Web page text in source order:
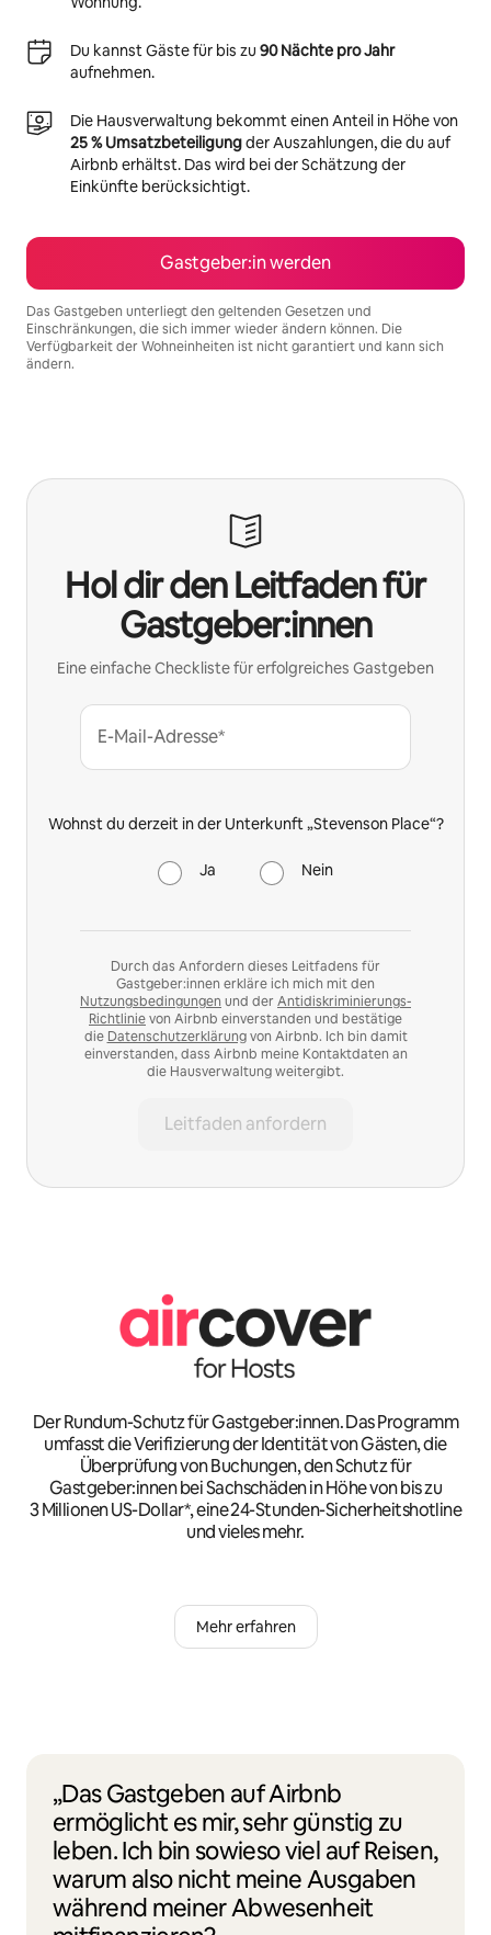
Du kannst Gäste für bis zu 90 Nächte pro Jahr
aufnehmen.
Die Hausverwaltung bekommt einen Anteil in Höhe von
25 % Umsatzbeteiligungder Auszahlungen, die du auf
Airbnb erhältst. Das wird bei der Schätzung der
Einkünfte berücksichtigt.
Gastgeber:in werden
Das Gastgeben unterliegt den geltenden Gesetzen und
Einschränkungen, die sich immer wieder ändern können. Die
Verfügbarkeit der Wohneinheiten ist nicht garantiert und kann sich
ändern.
Hol dir den Leitfaden für
Gastgeber:innen
Eine einfache Checkliste für erfolgreiches Gastgeben
E-Mail-Adresse*
Wohnst du derzeit in der Unterkunft „Stevenson Place“?
Ja Nein
Durch das Anfordern dieses Leitfadens für
Gastgeber:innen erkläre ich mich mit den
Nutzungsbedingungen und der Antidiskriminierungs-
Richtlinievon Airbnb einverstanden und bestätige
die Datenschutzerklärungvon Airbnb. Ich bin damit
einverstanden, dass Airbnb meine Kontaktdaten an
die Hausverwaltung weitergibt.
Leitfaden anfordern
Der Rundum-Schutz für Gastgeber:innen. Das Programm
umfasst die Verifizierung der Identität von Gästen, die
Überprüfung von Buchungen, den Schutz für
Gastgeber:innen bei Sachschäden in Höhe von bis zu
3 Millionen US-Dollar*, eine 24-Stunden-Sicherheitshotline
und vieles mehr.
Mehr erfahren
„Das Gastgeben auf Airbnb
ermöglicht es mir, sehr günstig zu
leben. Ich bin sowieso viel auf Reisen,
warum also nicht meine Ausgaben
während meiner Abwesenheit